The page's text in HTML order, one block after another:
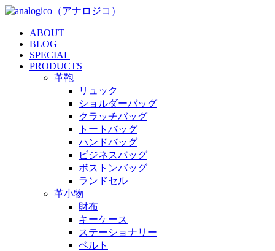
ABOUT
BLOG
SPECIAL
PRODUCTS
革鞄
リュック
ショルダーバッグ
クラッチバッグ
トートバッグ
ハンドバッグ
ビジネスバッグ
ボストンバッグ
ランドセル
革小物
財布
キーケース
ステーショナリー
ベルト